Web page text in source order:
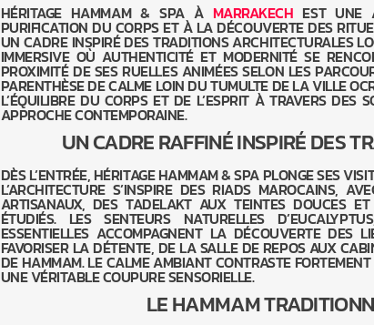
HÉRITAGE HAMMAM & SPA À MARRAKECH EST UNE
PURIFICATION DU CORPS ET À LA DÉCOUVERTE DES
UN CADRE INSPIRÉ DES TRADITIONS ARCHITECTURALES
IMMERSIVE OÙ AUTHENTICITÉ ET MODERNITÉ SE
PROXIMITÉ DE SES RUELLES ANIMÉES SELON LES
PARENTHÈSE DE CALME LOIN DU TUMULTE DE LA VILLE
L’ÉQUILIBRE DU CORPS ET DE L’ESPRIT À TRAVERS DES
APPROCHE CONTEMPORAINE.
UN CADRE RAFFINÉ INSPIRÉ DES
DÈS L’ENTRÉE, HÉRITAGE HAMMAM & SPA PLONGE SES
L’ARCHITECTURE S’INSPIRE DES RIADS MAROCAINS,
ARTISANAUX, DES TADELAKT AUX TEINTES DOUCES
ÉTUDIÉS. LES SENTEURS NATURELLES
ESSENTIELLES ACCOMPAGNENT LA DÉCOUVERTE DES
FAVORISER LA DÉTENTE, DE LA SALLE DE REPOS AUX
DE HAMMAM. LE CALME AMBIANT CONTRASTE FORTEMENT
UNE VÉRITABLE COUPURE SENSORIELLE.
LE HAMMAM